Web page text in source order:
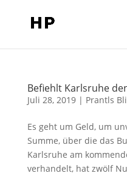
Befiehlt Karlsruhe
Juli 28, 2019| Prantls
Es geht um Geld, um
Summe, über die das
Karlsruhe am
verhandelt, hat zwölf